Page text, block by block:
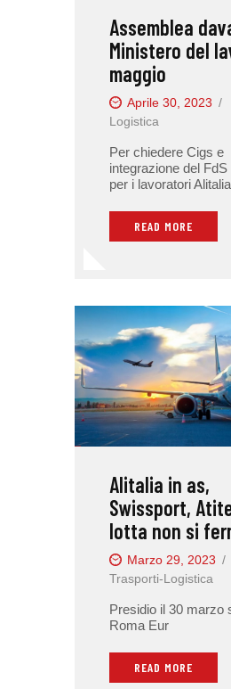
Assemblea
Ministero del
maggio
Aprile 30, 2023
Logistica
Per chiedere Cigs e
integrazione del FdS
per i lavoratori Alitalia
READ MORE
Alitalia in as,
Swissport,
lotta non si
Marzo 29, 2023
Trasporti-Logistica
Presidio il 30 marzo
Roma Eur
READ MORE